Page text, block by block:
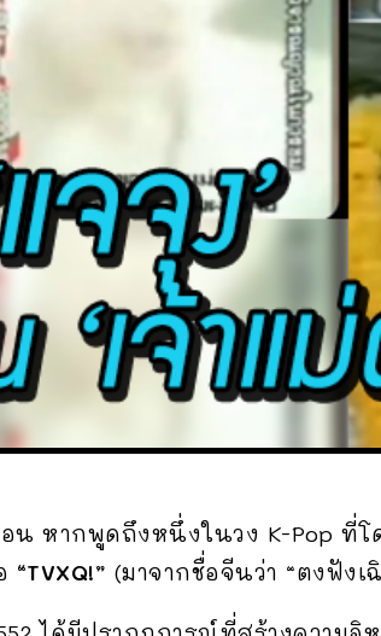
น หากพูดถึงหนึ่งในวง K-Pop ที่โ
“TVXQ!” (มาจากชื่อจีนว่า “ตงฟังเ